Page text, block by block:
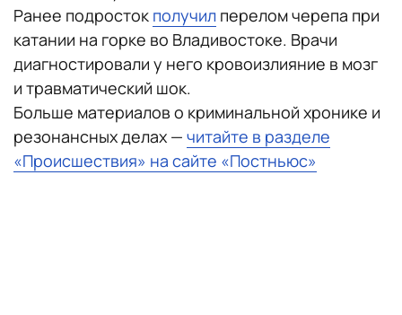
Ранее подросток получил перелом черепа при
катании на горке во Владивостоке. Врачи
диагностировали у него кровоизлияние в мозг
и травматический шок.
Больше материалов о криминальной хронике и
резонансных делах — читайте в разделе
«Происшествия» на сайте «Постньюс»